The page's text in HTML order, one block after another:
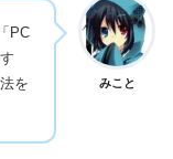
みこと
PC
を